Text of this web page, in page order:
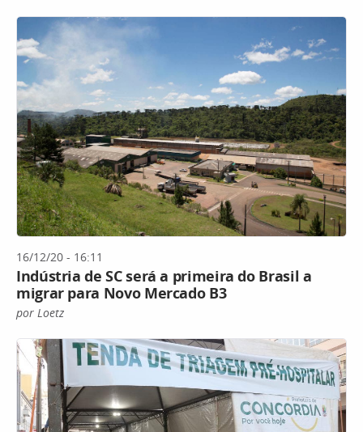
16/12/20 - 16:11
Indústria de SC será a primeira do Brasil a
migrar para Novo Mercado B3
por Loetz